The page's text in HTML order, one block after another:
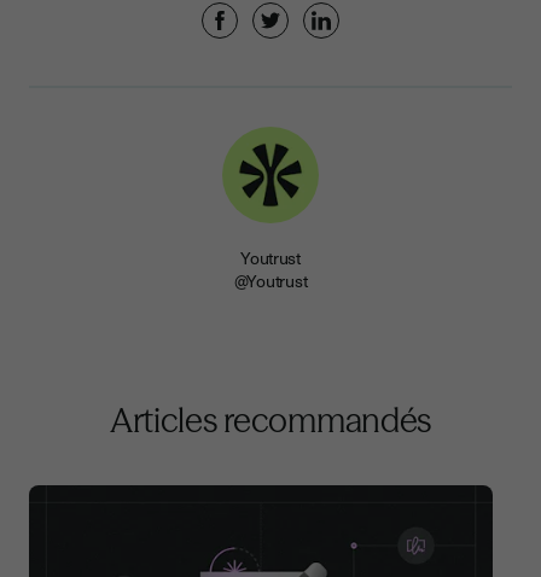
Youtrust
@Youtrust
Articles recommandés